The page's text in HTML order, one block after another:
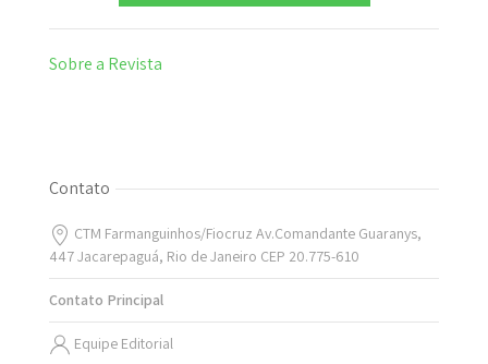
Sobre a Revista
Contato
CTM Farmanguinhos/Fiocruz Av.Comandante Guaranys,
447 Jacarepaguá, Rio de Janeiro CEP 20.775-610
Contato Principal
Equipe Editorial